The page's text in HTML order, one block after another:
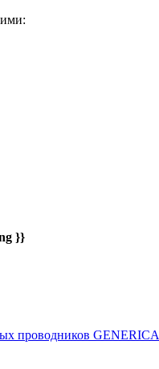
}}
проводников GENERICA